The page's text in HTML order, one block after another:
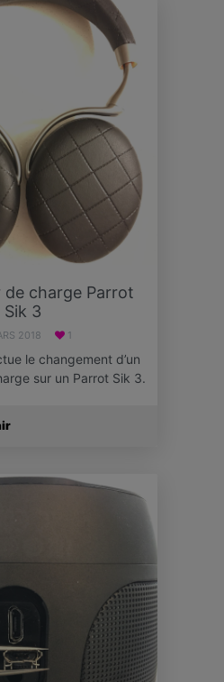
de charge Parrot
Sik 3
2018 1
le changement d’un
sur un Parrot Sik 3.